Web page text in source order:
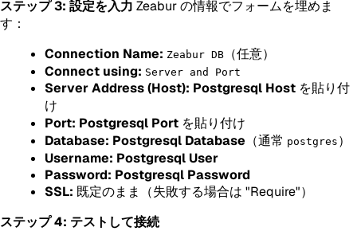
ステップ 3: 設定を入力 Zeabur の情報でフォームを埋めま
す：
Connection Name: Zeabur DB
（任意）
Connect using: Server and Port
Server Address (Host): Postgresql Host を貼り付
け
Port: Postgresql Port を貼り付け
Database: Postgresql Database （通常 postgres ）
Username: Postgresql User
Password: Postgresql Password
SSL: 既定のまま（失敗する場合は "Require"）
ステップ 4: テストして接続